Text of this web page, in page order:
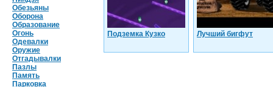
Обезьяны
Оборона
Образование
Огонь
Одевалки
Оружие
Отгадывалки
Пазлы
Память
Парковка
Подземка Кузко Лучший бигфут